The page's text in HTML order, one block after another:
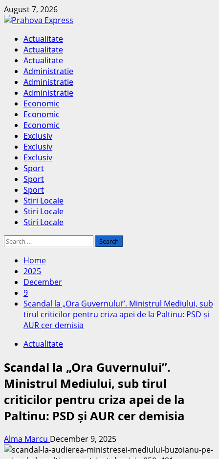
Skip
to
August 7, 2026
Primary
Menu
Actualitate
Actualitate
Actualitate
Administratie
Administratie
Administratie
Economic
Economic
Economic
Exclusiv
Exclusiv
Exclusiv
Sport
Sport
Sport
Stiri Locale
Stiri Locale
Stiri Locale
Search
Home
2025
December
9
Scandal la „Ora Guvernului”. Ministrul Mediului, sub
tirul criticilor pentru criza apei de la Paltinu: PSD și
AUR cer demisia
Actualitate
Scandal la „Ora Guvernului”.
Ministrul Mediului, sub tirul
criticilor pentru criza apei de la
Paltinu: PSD și AUR cer demisia
Alma Marcu December 9, 2025